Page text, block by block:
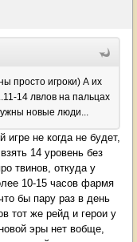
просто игроки) А их
14 лвлов на пальцах
новые люди...
не когда не будет,
14 уровень без
твинов, откуда у
10-15 часов фармя
бы пару раз в день
тот же рейд и герои у
эры нет вобще,